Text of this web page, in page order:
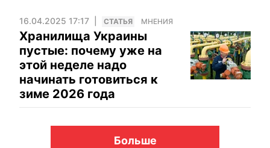
16.04.2025 17:17 CТАТЬЯ МНЕНИЯ
Хранилища Украины
пустые: почему уже на
этой неделе надо
начинать готовиться к
зиме 2026 года
Больше